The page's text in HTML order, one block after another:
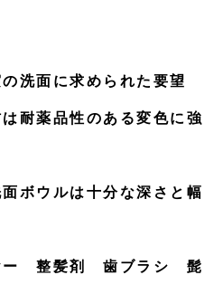
洗面に求められた要望
耐薬品性のある変色に強
ボウルは十分な深さと幅
ー 整髪剤 歯ブラシ 髭